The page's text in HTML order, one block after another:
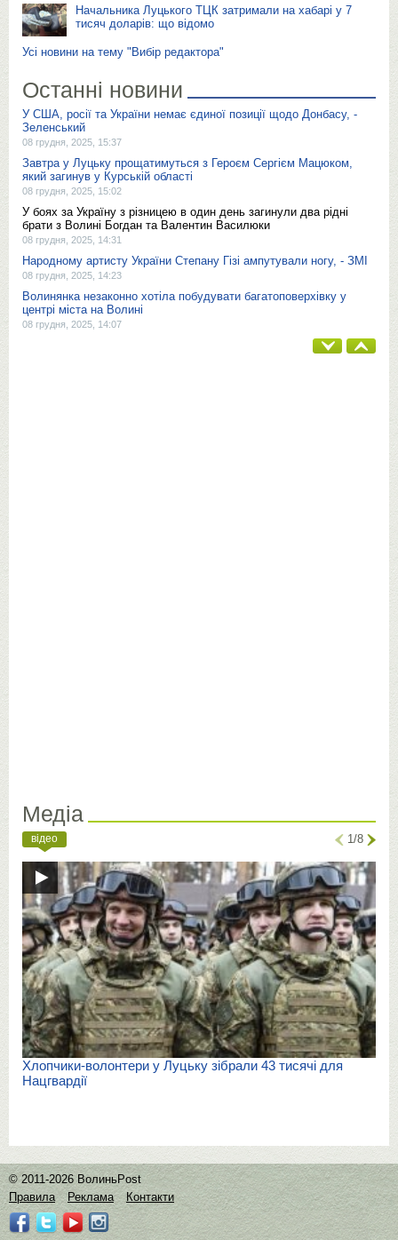
Начальника Луцького ТЦК затримали на хабарі у 7
тисяч доларів: що відомо
Усі новини на тему "Вибір редактора"
Останні новини
У США, росії та України немає єдиної позиції щодо Донбасу, -
Зеленський
08 грудня, 2025, 15:37
Завтра у Луцьку прощатимуться з Героєм Сергієм Мацюком,
який загинув у Курській області
08 грудня, 2025, 15:02
У боях за Україну з різницею в один день загинули два рідні
брати з Волині Богдан та Валентин Василюки
08 грудня, 2025, 14:31
Народному артисту України Степану Гізі ампутували ногу, - ЗМІ
08 грудня, 2025, 14:23
Волинянка незаконно хотіла побудувати багатоповерхівку у
центрі міста на Волині
08 грудня, 2025, 14:07
Медіа
відео 1/8
Хлопчики-волонтери у Луцьку зібрали 43 тисячі для
Нацгвардії
© 2011-2026 ВолиньPost
Правила
Реклама Контакти